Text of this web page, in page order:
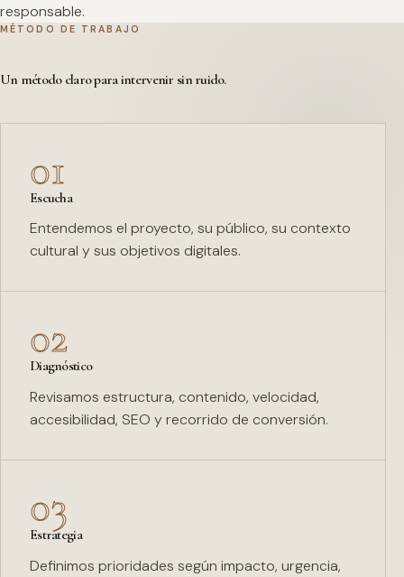
responsable.
MÉTODO DE TRABAJO
Un método claro para intervenir sin ruido.
01
Escucha
Entendemos el proyecto, su público, su contexto
cultural y sus objetivos digitales.
02
Diagnóstico
Revisamos estructura, contenido, velocidad,
accesibilidad, SEO y recorrido de conversión.
03
Estrategia
Definimos prioridades según impacto, urgencia,